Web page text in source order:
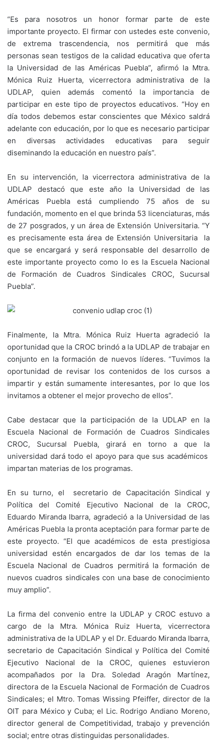
“Es para nosotros un honor formar parte de este
importante proyecto. El firmar con ustedes este convenio,
de extrema trascendencia, nos permitirá que más
personas sean testigos de la calidad educativa que oferta
la Universidad de las Américas Puebla”, afirmó la Mtra.
Mónica Ruiz Huerta, vicerrectora administrativa de la
UDLAP, quien además comentó la importancia de
participar en este tipo de proyectos educativos. “Hoy en
día todos debemos estar conscientes que México saldrá
adelante con educación, por lo que es necesario participar
en diversas actividades educativas para seguir
diseminando la educación en nuestro país”.
En su intervención, la vicerrectora administrativa de la
UDLAP destacó que este año la Universidad de las
Américas Puebla está cumpliendo 75 años de su
fundación, momento en el que brinda 53 licenciaturas, más
de 27 posgrados, y un área de Extensión Universitaria. “Y
es precisamente esta área de Extensión Universitaria la
que se encargará y será responsable del desarrollo de
este importante proyecto como lo es la Escuela Nacional
de Formación de Cuadros Sindicales CROC, Sucursal
Puebla”.
Finalmente, la Mtra. Mónica Ruiz Huerta agradeció la
oportunidad que la CROC brindó a la UDLAP de trabajar en
conjunto en la formación de nuevos líderes. “Tuvimos la
oportunidad de revisar los contenidos de los cursos a
impartir y están sumamente interesantes, por lo que los
invitamos a obtener el mejor provecho de ellos”.
Cabe destacar que la participación de la UDLAP en la
Escuela Nacional de Formación de Cuadros Sindicales
CROC, Sucursal Puebla, girará en torno a que la
universidad dará todo el apoyo para que sus académicos
impartan materias de los programas.
En su turno, el secretario de Capacitación Sindical y
Política del Comité Ejecutivo Nacional de la CROC,
Eduardo Miranda Ibarra, agradeció a la Universidad de las
Américas Puebla la pronta aceptación para formar parte de
este proyecto. “El que académicos de esta prestigiosa
universidad estén encargados de dar los temas de la
Escuela Nacional de Cuadros permitirá la formación de
nuevos cuadros sindicales con una base de conocimiento
muy amplio”.
La firma del convenio entre la UDLAP y CROC estuvo a
cargo de la Mtra. Mónica Ruiz Huerta, vicerrectora
administrativa de la UDLAP y el Dr. Eduardo Miranda Ibarra,
secretario de Capacitación Sindical y Política del Comité
Ejecutivo Nacional de la CROC, quienes estuvieron
acompañados por la Dra. Soledad Aragón Martínez,
directora de la Escuela Nacional de Formación de Cuadros
Sindicales; el Mtro. Tomas Wissing Pfeiffer, director de la
OIT para México y Cuba; el Lic. Rodrigo Andiano Moreno,
director general de Competitividad, trabajo y prevención
social; entre otras distinguidas personalidades.